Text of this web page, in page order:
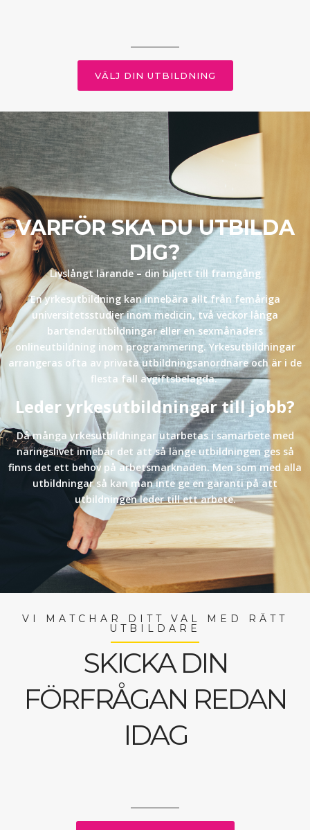
VÄLJ DIN UTBILDNING
VARFÖR SKA DU UTBILDA
DIG?
Livslångt lärande–din biljett till framgång
En yrkesutbildning kan innebära allt från femåriga
universitetsstudier inom medicin, två veckor långa
bartenderutbildningar eller en sexmånaders
onlineutbildning inom programmering. Yrkesutbildningar
arrangeras ofta av privata utbildningsanordnare och är i de
flesta fall avgiftsbelagda.
Leder yrkesutbildningar till jobb?
Då många yrkesutbildningar utarbetas i samarbete med
näringslivet innebär det att så länge utbildningen ges så
finns det ett behov på arbetsmarknaden. Men som med alla
utbildningar så kan man inte ge en garanti på att
utbildningen leder till ett arbete.
VI MATCHAR DITT VAL MED RÄTT
UTBILDARE
SKICKA DIN
FÖRFRÅGAN REDAN
IDAG